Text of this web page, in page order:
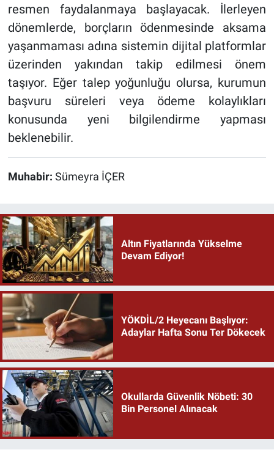
resmen faydalanmaya başlayacak. İlerleyen
dönemlerde, borçların ödenmesinde aksama
yaşanmaması adına sistemin dijital platformlar
üzerinden yakından takip edilmesi önem
taşıyor. Eğer talep yoğunluğu olursa, kurumun
başvuru süreleri veya ödeme kolaylıkları
konusunda yeni bilgilendirme yapması
beklenebilir.
Muhabir: Sümeyra İÇER
Altın Fiyatlarında Yükselme
Devam Ediyor!
YÖKDİL/2 Heyecanı Başlıyor:
Adaylar Hafta Sonu Ter Dökecek
Okullarda Güvenlik Nöbeti: 30
Bin Personel Alınacak